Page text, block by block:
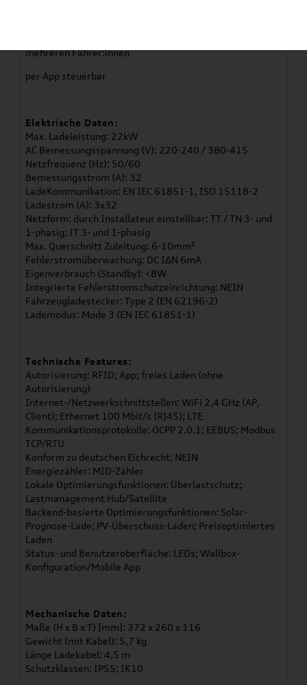
mehreren Fahrer:innen
per App steuerbar
Elektrische Daten:
Max. Ladeleistung: 22kW
AC Bemessungsspannung (V): 220-240 / 380-415
Netzfrequenz (Hz): 50/60
Bemessungsstrom (A): 32
LadeKommunikation: EN IEC 61851-1, ISO 15118-2
Ladestrom (A): 3x32
Netzform: durch Installateur einstellbar: TT / TN 3- und
1-phasig; IT 3- und 1-phasig
Max. Querschnitt Zuleitung: 6-10mm²
Fehlerstromüberwachung: DC IΔN 6mA
Eigenverbrauch (Standby): <8W
Integrierte Fehlerstromschutzeinrichtung: NEIN
Fahrzeugladestecker: Type 2 (EN 62196-2)
Lademodus: Mode 3 (EN IEC 61851-1)
Technische Features:
Autorisierung: RFID; App; freies Laden (ohne
Autorisierung)
Internet-/Netzwerkschnittstellen: WiFi 2,4 GHz (AP,
Client); Ethernet 100 Mbit/s (RJ45); LTE
Kommunikationsprotokolle: OCPP 2.0.1; EEBUS; Modbus
TCP/RTU
Konform zu deutschen Eichrecht: NEIN
Energiezähler: MID-Zähler
Lokale Optimierungsfunktionen: Überlastschutz;
Lastmanagement Hub/Satellite
Backend-basierte Optimierungsfunktionen: Solar-
Prognose-Lade; PV-Überschuss-Laden; Preisoptimiertes
Laden
Status- und Benutzeroberfläche: LEDs; Wallbox-
Konfiguration/Mobile App
Mechanische Daten:
Maße (H x B x T) [mm]: 372 x 260 x 116
Gewicht (mit Kabel): 5,7 kg
Länge Ladekabel: 4,5 m
Schutzklassen: IP55; IK10